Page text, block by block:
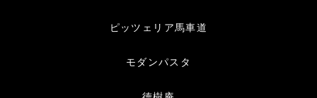
ピッツェリア馬車道
モダンパスタ